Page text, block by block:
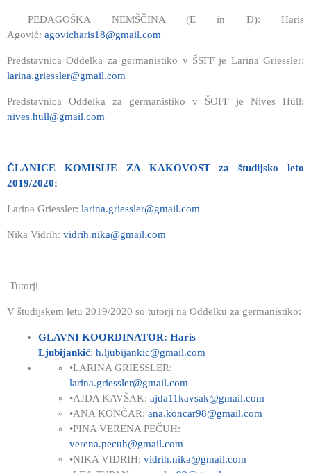
PEDAGOŠKA NEMŠČINA (E in D): Haris
Agović: agovicharis18@gmail.com
Predstavnica Oddelka za germanistiko v ŠSFF je Larina Griessler:
larina.griessler@gmail.com
Predstavnica Oddelka za germanistiko v ŠOFF je Nives Hüll:
nives.hull@gmail.com
ČLANICE KOMISIJE ZA KAKOVOST za študijsko leto
2019/2020:
Larina Griessler: larina.griessler@gmail.com
Nika Vidrih: vidrih.nika@gmail.com
Tutorji
V študijskem letu 2019/2020 so tutorji na Oddelku za germanistiko:
GLAVNI KOORDINATOR: Haris
Ljubijankič: h.ljubijankic@gmail.com
•LARINA GRIESSLER:
larina.griessler@gmail.com
•AJDA KAVŠAK: ajda11kavsak@gmail.com
•ANA KONČAR: ana.koncar98@gmail.com
•PINA VERENA PEČUH:
verena.pecuh@gmail.com
•NIKA VIDRIH: vidrih.nika@gmail.com